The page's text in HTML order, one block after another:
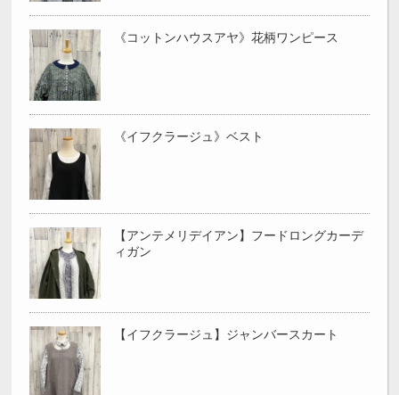
《コットンハウスアヤ》花柄ワンピース
《イフクラージュ》ベスト
【アンテメリデイアン】フードロングカーデ
ィガン
【イフクラージュ】ジャンバースカート